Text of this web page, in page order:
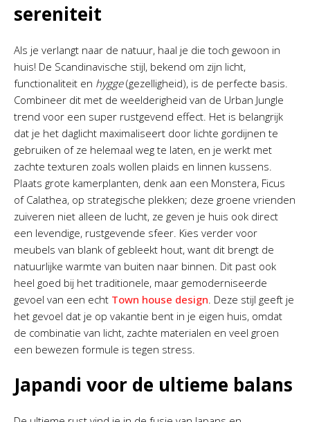
sereniteit
Als je verlangt naar de natuur, haal je die toch gewoon in
huis! De Scandinavische stijl, bekend om zijn licht,
functionaliteit en hygge(gezelligheid), is de perfecte basis.
Combineer dit met de weelderigheid van de Urban Jungle
trend voor een super rustgevend effect. Het is belangrijk
dat je het daglicht maximaliseert door lichte gordijnen te
gebruiken of ze helemaal weg te laten, en je werkt met
zachte texturen zoals wollen plaids en linnen kussens.
Plaats grote kamerplanten, denk aan een Monstera, Ficus
of Calathea, op strategische plekken; deze groene vrienden
zuiveren niet alleen de lucht, ze geven je huis ook direct
een levendige, rustgevende sfeer. Kies verder voor
meubels van blank of gebleekt hout, want dit brengt de
natuurlijke warmte van buiten naar binnen. Dit past ook
heel goed bij het traditionele, maar gemoderniseerde
gevoel van een echt Town house design. Deze stijl geeft je
het gevoel dat je op vakantie bent in je eigen huis, omdat
de combinatie van licht, zachte materialen en veel groen
een bewezen formule is tegen stress.
Japandi voor de ultieme balans